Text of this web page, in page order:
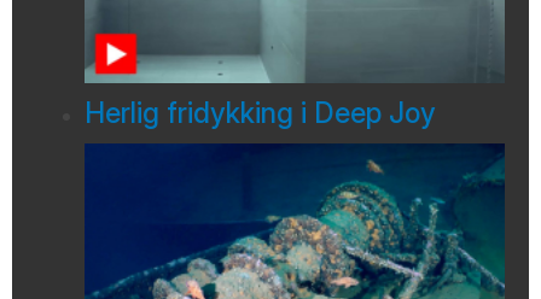
Herlig fridykking i Deep Joy